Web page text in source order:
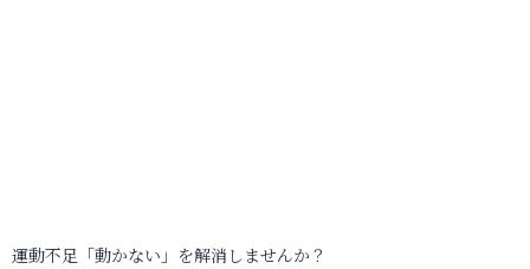
運動不足「動かない」を解消しませんか？